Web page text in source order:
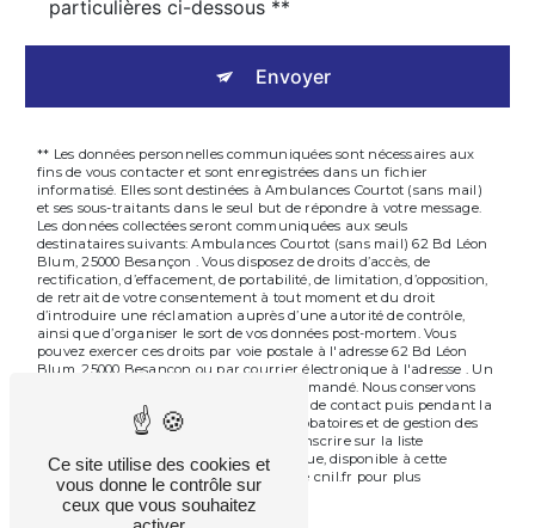
particulières ci-dessous **
Envoyer
** Les données personnelles communiquées sont nécessaires aux
fins de vous contacter et sont enregistrées dans un fichier
informatisé. Elles sont destinées à Ambulances Courtot (sans mail)
et ses sous-traitants dans le seul but de répondre à votre message.
Les données collectées seront communiquées aux seuls
destinataires suivants: Ambulances Courtot (sans mail) 62 Bd Léon
Blum, 25000 Besançon . Vous disposez de droits d’accès, de
rectification, d’effacement, de portabilité, de limitation, d’opposition,
de retrait de votre consentement à tout moment et du droit
d’introduire une réclamation auprès d’une autorité de contrôle,
ainsi que d’organiser le sort de vos données post-mortem. Vous
pouvez exercer ces droits par voie postale à l'adresse 62 Bd Léon
Blum, 25000 Besançon ou par courrier électronique à l'adresse . Un
justificatif d'identité pourra vous être demandé. Nous conservons
vos données pendant la période de prise de contact puis pendant la
durée de prescription légale aux fins probatoires et de gestion des
contentieux. Vous avez le droit de vous inscrire sur la liste
d'opposition au démarchage téléphonique, disponible à cette
Bloctel.gouv.fr
. Consultez le site cnil.fr pour plus
d’informations sur vos droits.
Ce site utilise des cookies et
vous donne le contrôle sur
ceux que vous souhaitez